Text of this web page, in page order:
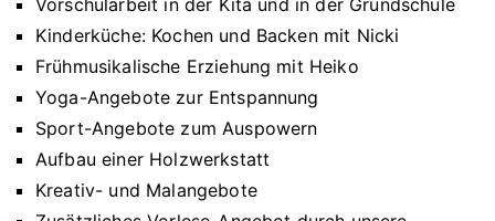
Vorschularbeit in der Kita und in der Grundschule
Kinderküche: Kochen und Backen mit Nicki
Frühmusikalische Erziehung mit Heiko
Yoga-Angebote zur Entspannung
Sport-Angebote zum Auspowern
Aufbau einer Holzwerkstatt
Kreativ- und Malangebote